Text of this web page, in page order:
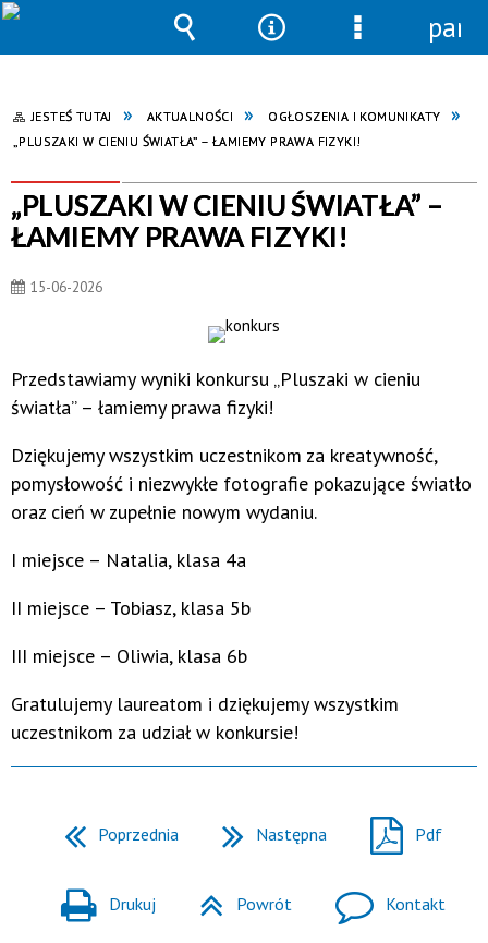
JESTEŚ TUTAJ AKTUALNOŚCI
OGŁOSZENIA I KOMUNIKATY
„PLUSZAKI W CIENIU ŚWIATŁA” – ŁAMIEMY PRAWA FIZYKI!
„PLUSZAKI W CIENIU ŚWIATŁA” –
ŁAMIEMY PRAWA FIZYKI!
15-06-2026
Przedstawiamy wyniki konkursu „Pluszaki w cieniu
światła” – łamiemy prawa fizyki!
Dziękujemy wszystkim uczestnikom za kreatywność,
pomysłowość i niezwykłe fotografie pokazujące światło
oraz cień w zupełnie nowym wydaniu.
I miejsce – Natalia, klasa 4a
II miejsce – Tobiasz, klasa 5b
III miejsce – Oliwia, klasa 6b
Gratulujemy laureatom i dziękujemy wszystkim
uczestnikom za udział w konkursie!
Poprzednia Następna Pdf
Drukuj Powrót Kontakt
Wyszukiwarka
NarzędziaMenu